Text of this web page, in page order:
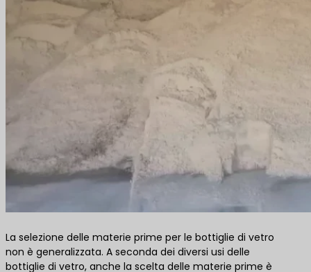
La selezione delle materie prime per le bottiglie di vetro
non è generalizzata. A seconda dei diversi usi delle
bottiglie di vetro, anche la scelta delle materie prime è